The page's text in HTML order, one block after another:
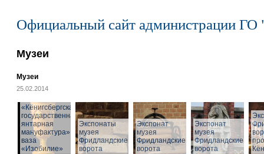
Официальный сайт администрации ГО
Музеи
Музеи
25.02.2014
«Кёнигсбергская
государственная
янтарная
мануфактура» -
ваза
«Изобилие»
Экспонаты
музея
Фридландские
ворота
Экспонат
музея
Фридландские
ворота
Экспонат
музея
Фридландские
ворота